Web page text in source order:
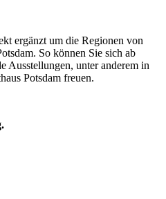
ergänzt um die Regionen von
So können Sie sich ab
Ausstellungen, unter anderem in
Potsdam freuen.